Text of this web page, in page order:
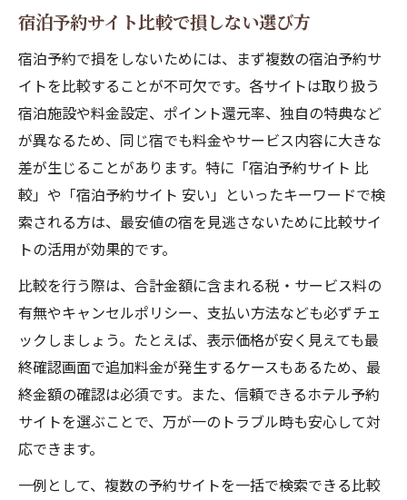
信頼できるホテル予約サイトの見極め方
国内ホテル予約安いサイトを選ぶ注意点
宿泊予約サイトの違いと選び方のポイント
信頼重視で選ぶ宿泊予約の極意
信頼できるホテル予約サイト選定基準
宿泊予約サイトの口コミと安全性チェック
宿泊予約時に押さえる信頼性のポイント
宿泊予約サイト比較で安心感を得るコツ
安くて安心な宿泊先の見極めポイント
宿泊予約で安さと安心を両立する方法
宿泊予約サイト比較で見落としがちな点
宿泊予約アプリで安くて信頼の宿を探す
国内ホテル予約安いだけで選ばない理由
宿泊予約で安心できる条件の見極め方
宿泊予約アプリ活用でお得な旅を実現
宿泊予約サイト比較で損しない選び方
宿泊予約で損をしないためには、まず複数の宿泊予約サ
イトを比較することが不可欠です。各サイトは取り扱う
宿泊施設や料金設定、ポイント還元率、独自の特典など
が異なるため、同じ宿でも料金やサービス内容に大きな
差が生じることがあります。特に「宿泊予約サイト 比
較」や「宿泊予約サイト 安い」といったキーワードで検
索される方は、最安値の宿を見逃さないために比較サイ
トの活用が効果的です。
比較を行う際は、合計金額に含まれる税・サービス料の
有無やキャンセルポリシー、支払い方法なども必ずチェ
ックしましょう。たとえば、表示価格が安く見えても最
終確認画面で追加料金が発生するケースもあるため、最
終金額の確認は必須です。また、信頼できるホテル予約
サイトを選ぶことで、万が一のトラブル時も安心して対
応できます。
一例として、複数の予約サイトを一括で検索できる比較